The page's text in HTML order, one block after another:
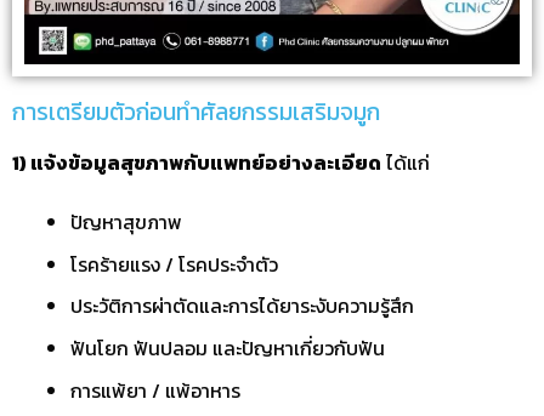
การเตรียมตัวก่อนทำศัลยกรรมเสริมจมูก
1) แจ้งข้อมูลสุขภาพกับแพทย์อย่างละเอียด ได้แก่
ปัญหาสุขภาพ
โรคร้ายแรง / โรคประจำตัว
ประวัติการผ่าตัดและการได้ยาระงับความรู้สึก
ฟันโยก ฟันปลอม และปัญหาเกี่ยวกับฟัน
การแพ้ยา / แพ้อาหาร